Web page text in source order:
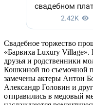
Свадебное торжество
«Барвиха Luxury Village».
друзья и родственники
Кошкиной по съемочной
замечены актеры Антон
Александр Головин и
отправились в медовый